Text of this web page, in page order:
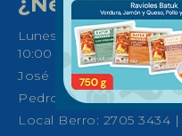
Lunes a Sábados de
10:00 a 14:00
José Ellauri 558,
Pedro Fco. Berro 1039,
Local Berro: 2705 3434